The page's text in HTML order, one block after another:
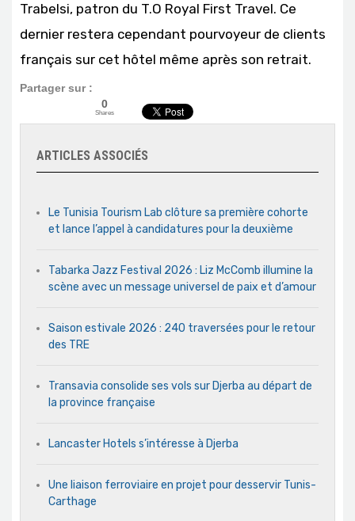
Trabelsi, patron du T.O Royal First Travel. Ce
dernier restera cependant pourvoyeur de clients
français sur cet hôtel même après son retrait.
Partager sur :
0
Shares
ARTICLES ASSOCIÉS
Le Tunisia Tourism Lab clôture sa première cohorte
et lance l’appel à candidatures pour la deuxième
Tabarka Jazz Festival 2026 : Liz McComb illumine la
scène avec un message universel de paix et d’amour
Saison estivale 2026 : 240 traversées pour le retour
des TRE
Transavia consolide ses vols sur Djerba au départ de
la province française
Lancaster Hotels s’intéresse à Djerba
Une liaison ferroviaire en projet pour desservir Tunis-
Carthage